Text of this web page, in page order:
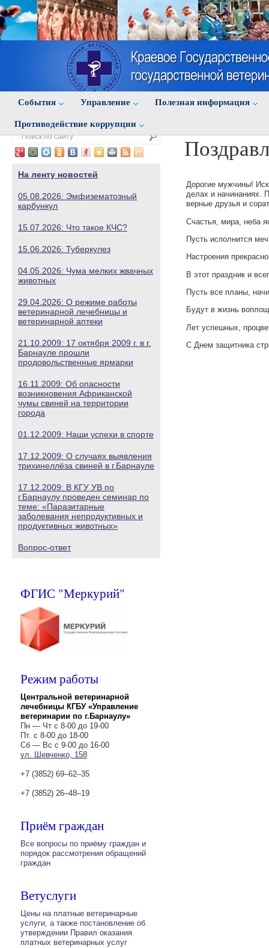
События Управление Полезная информация
Противодействие коррупции
На ленту новостей
05.08.2026: Эмфизематозный
карбункул
15.07.2026: Что такое КЧС?
15.06.2026: Туберкулез
04.05.2026: Чума мелких жвачных
животных
29.04.2026: О режиме работы
ветеринарной лечебницы и
ветеринарной аптеки
21.10.2009: 17 октября 2009 г. в г.
Барнауле прошли
продовольственные ярмарки
16.11.2009: Об опасности
возникновения Африканской
чумы свиней на территории
города
01.12.2009: Наши успехи в спорте
17.12.2009: О случаях выявления
трихинеллёза свиней в г.Барнауле
17.12.2009: В КГУ УВ по
г.Барнаулу проведен семинар по
теме: «Паразитарные
заболевания непродуктивных и
продуктивных животных»
Вопрос-ответ
ФГИС "Меркурий"
Режим работы
Центральной ветеринарной
лечебницы КГБУ «Управление
ветеринарии по г.Барнаулу»
Пн — Чт с 8-00 до 19-00
Пт. с 8-00 до 18-00
Сб — Вс с 9-00 до 16-00
ул. Шевченко, 158
+7 (3852) 69‒62‒35
+7 (3852) 26‒48‒19
Приём граждан
Все вопросы по приёму граждан и
порядок рассмотрения обращений
граждан
Ветуслуги
Цены на платные ветеринарные
услуги, а также постановление об
утверждении Правил оказания
платных ветеринарных услуг
Дорогие мужчины!
делах и начинаниях.
верные друзья и
Счастья, мира, неба
Пусть исполнится
Настроения
В этот праздник и
Пусть все планы,
Будут в жизнь
Лет успешных,
С Днем защитника